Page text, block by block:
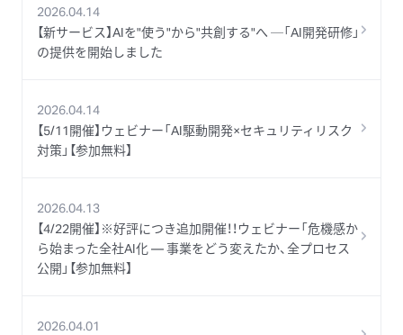
2026.04.14
【新サービス】AIを"使う"から"共創する"へ ─「AI開発研修」
の提供を開始しました
2026.04.14
【5/11開催】ウェビナー「AI駆動開発×セキュリティリスク
対策」【参加無料】
2026.04.13
【4/22開催】※好評につき追加開催！！ウェビナー「危機感か
ら始まった全社AI化 ― 事業をどう変えたか、全プロセス
公開」【参加無料】
2026.04.01